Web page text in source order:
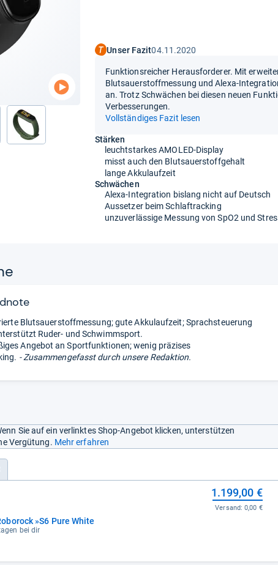
Unser Fazit04.11.2020
Funktionsreicher Herausforderer. Mit
Blutsauerstoffmessung und Alexa-
an. Trotz Schwächen bei diesen neuen
Verbesserungen.
Vollständiges Fazit lesen
Stärken
leuchtstarkes AMOLED-Display
misst auch den Blutsauerstoffgehalt
lange Akkulaufzeit
Schwächen
Alexa-Integration bislang nicht auf Deutsch
Aussetzer beim Schlaftracking
unzuverlässige Messung von SpO2 und
Blutsauerstoffmessung; gute Akkulaufzeit; Sprachsteuerung
Ruder- und Schwimmsport.
Angebot an Sportfunktionen; wenig präzises
- Zusammengefasst durch unsere Redaktion.
Sie auf ein verlinktes Shop-Angebot klicken, unterstützen
Vergütung. Mehr erfahren
»S6 Pure White
bei dir
1.199,00 €
Versand:0,00 €